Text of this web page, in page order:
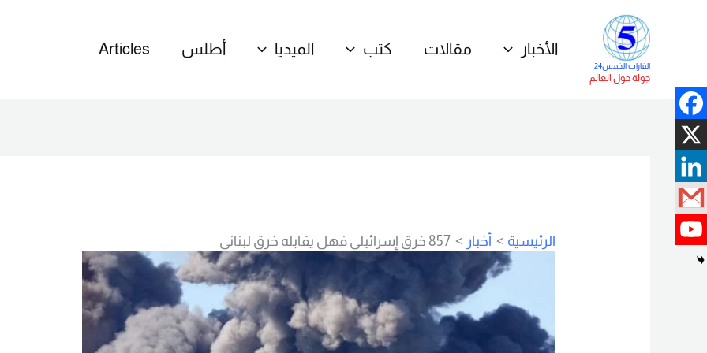
القارات الخمس24
جولة حول العالم
الأخبار مقالات كتب الميديا أطلس Articles
الرئيسية أخبار 857 خرق إسرائيلي فهل يقابله خرق لبناني